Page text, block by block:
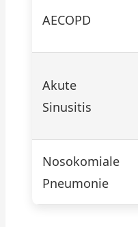
AECOPD
Akute
Sinusitis
Nosokomiale
Pneumonie